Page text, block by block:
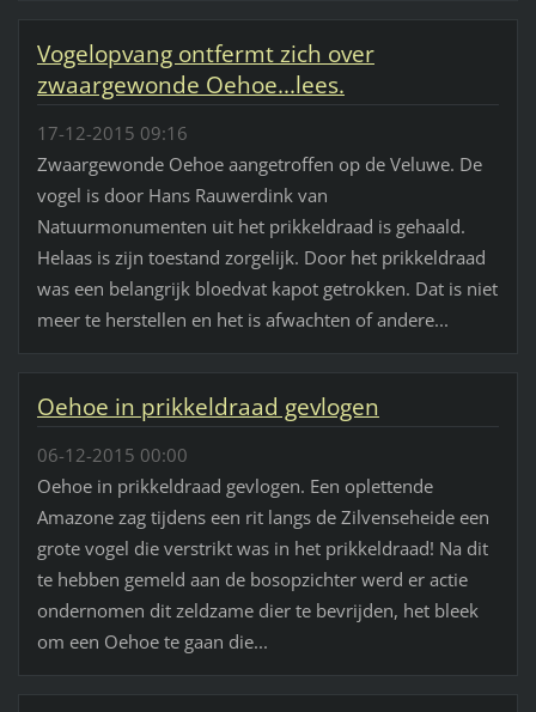
Vogelopvang ontfermt zich over
zwaargewonde Oehoe...lees.
17-12-2015 09:16
Zwaargewonde Oehoe aangetroffen op de Veluwe. De
vogel is door Hans Rauwerdink van
Natuurmonumenten uit het prikkeldraad is gehaald.
Helaas is zijn toestand zorgelijk. Door het prikkeldraad
was een belangrijk bloedvat kapot getrokken. Dat is niet
meer te herstellen en het is afwachten of andere...
Oehoe in prikkeldraad gevlogen
06-12-2015 00:00
Oehoe in prikkeldraad gevlogen. Een oplettende
Amazone zag tijdens een rit langs de Zilvenseheide een
grote vogel die verstrikt was in het prikkeldraad! Na dit
te hebben gemeld aan de bosopzichter werd er actie
ondernomen dit zeldzame dier te bevrijden, het bleek
om een Oehoe te gaan die...